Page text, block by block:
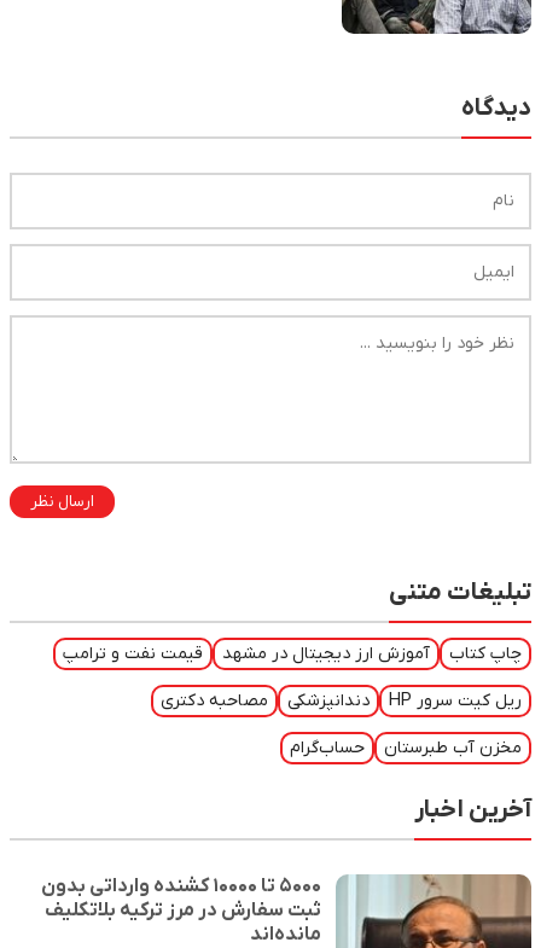
دیدگاه
ارسال نظر
تبلیغات متنی
چاپ کتاب آموزش ارز دیجیتال در مشهد قیمت نفت و ترامپ
ریل کیت سرور HP دندانپزشکی مصاحبه دکتری
مخزن آب طبرستان حساب‌گرام
آخرین اخبار
۵۰۰۰ تا ۱۰۰۰۰ کشنده وارداتی بدون
ثبت سفارش در مرز ترکیه بلاتکلیف
مانده‌اند